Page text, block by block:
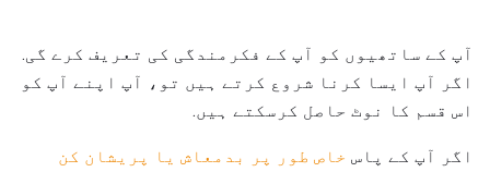
آپ کے ساتھیوں کو آپ کے فکرمندگی کی تعریف کرے گی.
اگر آپ ایسا کرنا شروع کرتے ہیں تو، آپ اپنے آپ کو
اس قسم کا نوٹ حاصل کرسکتے ہیں.
اگر آپ کے پاس خاص طور پر بدمعاش یا پریشان کن